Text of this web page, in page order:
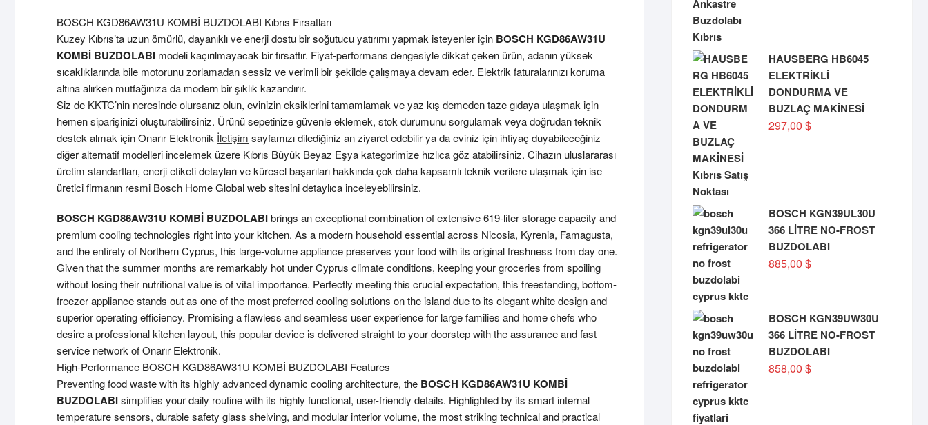
BOSCH KGD86AW31U KOMBİ BUZDOLABI Kıbrıs Fırsatları
Kuzey Kıbrıs’ta uzun ömürlü, dayanıklı ve enerji dostu bir soğutucu yatırımı yapmak isteyenler için BOSCH KGD86AW31U
KOMBİ BUZDOLABI modeli kaçırılmayacak bir fırsattır. Fiyat-performans dengesiyle dikkat çeken ürün, adanın yüksek
sıcaklıklarında bile motorunu zorlamadan sessiz ve verimli bir şekilde çalışmaya devam eder. Elektrik faturalarınızı koruma
altına alırken mutfağınıza da modern bir şıklık kazandırır.
Siz de KKTC’nin neresinde olursanız olun, evinizin eksiklerini tamamlamak ve yaz kış demeden taze gıdaya ulaşmak için
hemen siparişinizi oluşturabilirsiniz. Ürünü sepetinize güvenle eklemek, stok durumunu sorgulamak veya doğrudan teknik
destek almak içinOnarır Elektronik İletişim sayfamızı dilediğiniz an ziyaret edebilir ya da eviniz için ihtiyaç duyabileceğiniz
diğer alternatif modelleri incelemek üzere Kıbrıs Büyük Beyaz Eşyakategorimize hızlıca göz atabilirsiniz. Cihazın uluslararası
üretim standartları, enerji etiketi detayları ve küresel başarıları hakkında çok daha kapsamlı teknik verilere ulaşmak için ise
üretici firmanın resmi Bosch Home Globalweb sitesini detaylıca inceleyebilirsiniz.
BOSCH KGD86AW31U KOMBİ BUZDOLABIbrings an exceptional combination of extensive 619-liter storage capacity and
premium cooling technologies right into your kitchen. As a modern household essential across Nicosia, Kyrenia, Famagusta,
and the entirety of Northern Cyprus, this large-volume appliance preserves your food with its original freshness from day one.
Given that the summer months are remarkably hot under Cyprus climate conditions, keeping your groceries from spoiling
without losing their nutritional value is of vital importance. Perfectly meeting this crucial expectation, this freestanding, bottom-
freezer appliance stands out as one of the most preferred cooling solutions on the island due to its elegant white design and
superior operating efficiency. Promising a flawless and seamless user experience for large families and home chefs who
desire a professional kitchen layout, this popular device is delivered straight to your doorstep with the assurance and fast
service network of Onarır Elektronik.
High-Performance BOSCH KGD86AW31U KOMBİ BUZDOLABI Features
Preventing food waste with its highly advanced dynamic cooling architecture, the BOSCH KGD86AW31U KOMBİ
BUZDOLABIsimplifies your daily routine with its highly functional, user-friendly details. Highlighted by its smart internal
temperature sensors, durable safety glass shelving, and modular interior volume, the most striking technical and practical
HAUSBERG HB6045
ELEKTRİKLİ
DONDURMA VE
BUZLAÇ MAKİNESİ
297,00 $
BOSCH KGN39UL30U
366 LİTRE NO-FROST
BUZDOLABI
885,00 $
BOSCH KGN39UW30U
366 LİTRE NO-FROST
BUZDOLABI
858,00 $